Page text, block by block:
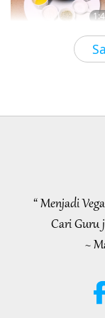
Berita Wajar Diberi
Berita Wajar Diberi
Siri Ramalan Silam
32:43
Antara Guru dengan
“ Menjadi
Cari Guru
~